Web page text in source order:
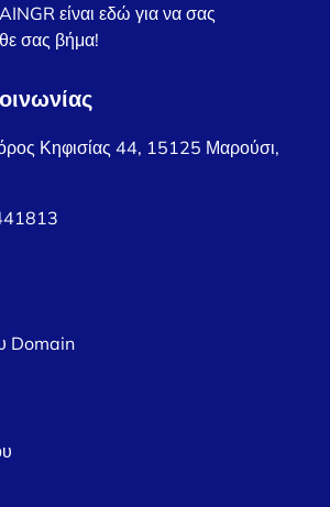
είναι εδώ για να σας
σας βήμα!
Κηφισίας 44, 15125 Μαρούσι,
Domain